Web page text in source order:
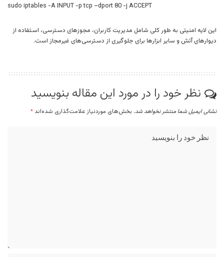
sudo iptables -A INPUT -p tcp –dport 80 -j ACCEPT
این لایه امنیتی به طور کلی شامل مدیریت کاربران، مجوزهای دسترسی، استفاده از
دیوارهای آتش و سایر ابزارها برای جلوگیری از دسترسی‌های غیرمجاز است.
نظر خود را در مورد این مقاله بنویسید
نشانی ایمیل شما منتشر نخواهد شد. بخش‌های موردنیاز علامت‌گذاری شده‌اند *